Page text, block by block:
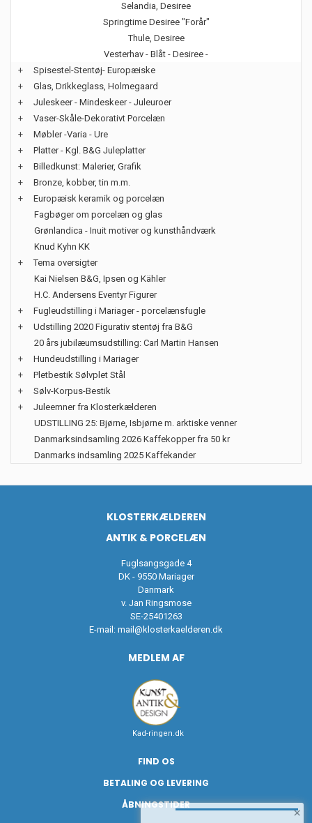
Selandia, Desiree
Springtime Desiree "Forår"
Thule, Desiree
Vesterhav - Blåt - Desiree -
+
Spisestel-Stentøj- Europæiske
+
Glas, Drikkeglass, Holmegaard
+
Juleskeer - Mindeskeer - Juleuroer
+
Vaser-Skåle-Dekorativt Porcelæn
+
Møbler -Varia - Ure
+
Platter - Kgl. B&G Juleplatter
+
Billedkunst: Malerier, Grafik
+
Bronze, kobber, tin m.m.
+
Europæisk keramik og porcelæn
Fagbøger om porcelæn og glas
Grønlandica - Inuit motiver og kunsthåndværk
Knud Kyhn KK
+
Tema oversigter
Kai Nielsen B&G, Ipsen og Kähler
H.C. Andersens Eventyr Figurer
+
Fugleudstilling i Mariager - porcelænsfugle
+
Udstilling 2020 Figurativ stentøj fra B&G
20 års jubilæumsudstilling: Carl Martin Hansen
+
Hundeudstilling i Mariager
+
Pletbestik Sølvplet Stål
+
Sølv-Korpus-Bestik
+
Juleemner fra Klosterkælderen
UDSTILLING 25: Bjørne, Isbjørne m. arktiske venner
Danmarksindsamling 2026 Kaffekopper fra 50 kr
Danmarks indsamling 2025 Kaffekander
KLOSTERKÆLDEREN
ANTIK & PORCELÆN
Fuglsangsgade 4
DK - 9550 Mariager
Danmark
v. Jan Ringsmose
SE-25401263
E-mail: mail@klosterkaelderen.dk
MEDLEM AF
Kad-ringen.dk
FIND OS
BETALING OG LEVERING
ÅBNINGSTIDER
×